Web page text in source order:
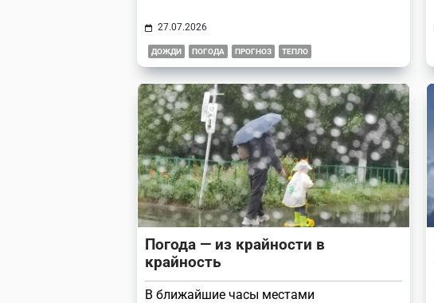
27.07.2026
ДОЖДИ ПОГОДА ПРОГНОЗ ТЕПЛО
Погода — из крайности в
крайность
В ближайшие часы местами